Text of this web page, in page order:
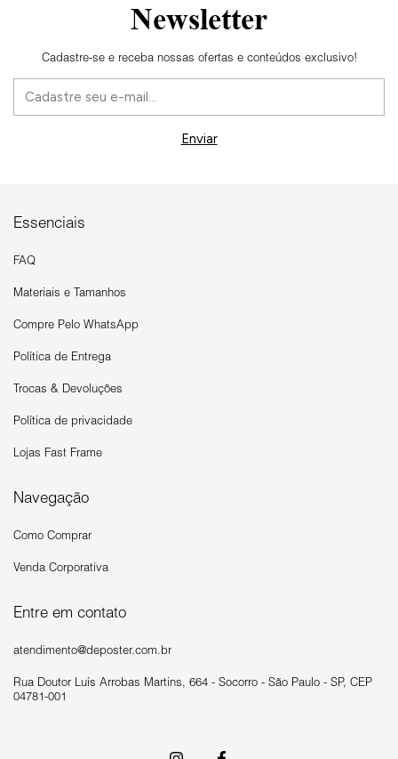
Newsletter
Cadastre-se e receba nossas ofertas e conteúdos exclusivo!
Essenciais
FAQ
Materiais e Tamanhos
Compre Pelo WhatsApp
Política de Entrega
Trocas & Devoluções
Política de privacidade
Lojas Fast Frame
Navegação
Como Comprar
Venda Corporativa
Entre em contato
atendimento@deposter.com.br
Rua Doutor Luís Arrobas Martins, 664 - Socorro - São Paulo - SP, CEP
04781-001